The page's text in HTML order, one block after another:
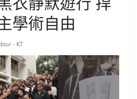
學術自由
- KT